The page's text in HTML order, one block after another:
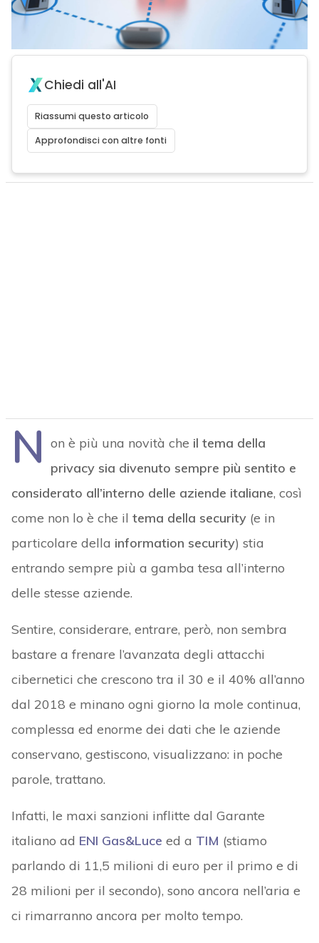
Chiedi all'AI
Riassumi questo articolo
Approfondisci con altre fonti
N on è più una novità che il tema della
privacy sia divenuto sempre più sentito e
considerato all’interno delle aziende italiane, così
come non lo è che il tema della security(e in
particolare della information security) stia
entrando sempre più a gamba tesa all’interno
delle stesse aziende.
Sentire, considerare, entrare, però, non sembra
bastare a frenare l’avanzata degli attacchi
cibernetici che crescono tra il 30 e il 40% all’anno
dal 2018 e minano ogni giorno la mole continua,
complessa ed enorme dei dati che le aziende
conservano, gestiscono, visualizzano: in poche
parole, trattano.
Infatti, le maxi sanzioni inflitte dal Garante
italiano ad ENI Gas&Luce ed a TIM (stiamo
parlando di 11,5 milioni di euro per il primo e di
28 milioni per il secondo), sono ancora nell’aria e
ci rimarranno ancora per molto tempo.